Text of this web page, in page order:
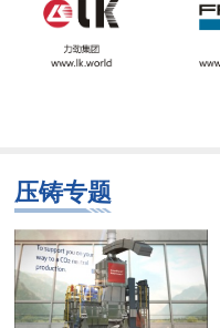
压铸专题